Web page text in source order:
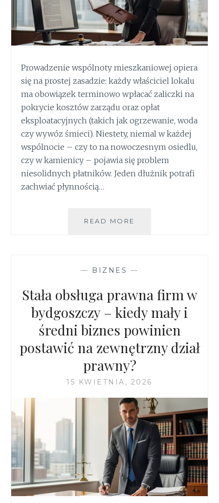
Prowadzenie wspólnoty mieszkaniowej opiera
się na prostej zasadzie: każdy właściciel lokalu
ma obowiązek terminowo wpłacać zaliczki na
pokrycie kosztów zarządu oraz opłat
eksploatacyjnych (takich jak ogrzewanie, woda
czy wywóz śmieci). Niestety, niemal w każdej
wspólnocie – czy to na nowoczesnym osiedlu,
czy w kamienicy – pojawia się problem
niesolidnych płatników. Jeden dłużnik potrafi
zachwiać płynnością…
READ MORE
KROKU
WINDYKOWAĆ
ZALEGŁOŚCI
W
— BIZNES —
Stała obsługa prawna firm w
bydgoszczy – kiedy mały i
średni biznes powinien
postawić na zewnętrzny dział
prawny?
15 KWIETNIA, 2026